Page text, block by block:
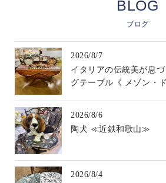
BLOG
ブログ
2026/8/7
イタリアの伝統美が息
グテーブル《 メゾン・
2026/8/6
陶犬 ≪近鉄和歌山≫
2026/8/4